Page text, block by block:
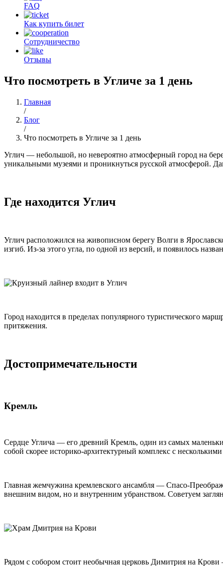
FAQ
Как купить билет
Сотрудничество
Отзывы
Что посмотреть в Угличе за 1 день
Главная
/
Блог
/
Что посмотреть в Угличе за 1 день
Углич — небольшой, но невероятно атмосферный город на
уникальными музеями и проникнуться русской атмосферой.
Где находится Углич
Углич расположился на живописном берегу Волги в
изгиб. Из-за этого угла, по одной из версий, и появилось
Город находится в пределах популярного туристического
притяжения.
Достопримечательности
Кремль
Сердце Углича — его древний Кремль, один из самых
собой скорее историко-архитектурный комплекс с
Главная жемчужина кремлевского ансамбля — Спасо-
внешним видом, но и внутренним убранством. Советуем
Рядом с собором стоит необычная церковь Димитрия на